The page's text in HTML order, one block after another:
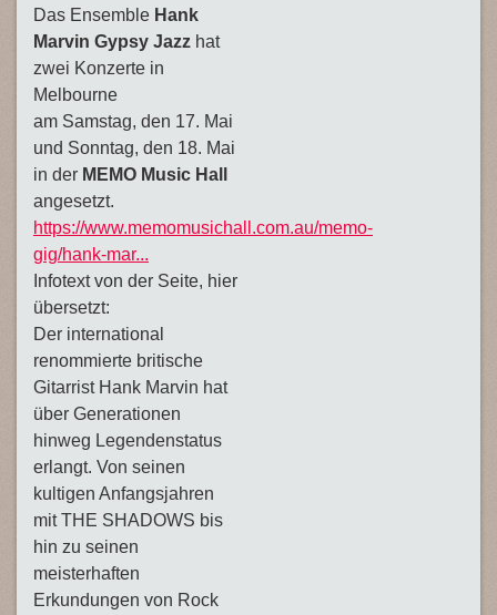
Das Ensemble Hank
Marvin Gypsy Jazz hat
zwei Konzerte in
Melbourne
am Samstag, den 17. Mai
und Sonntag, den 18. Mai
in der MEMO Music Hall
angesetzt.
https://www.memomusichall.com.au/memo-
gig/hank-mar...
Infotext von der Seite, hier
übersetzt:
Der international
renommierte britische
Gitarrist Hank Marvin hat
über Generationen
hinweg Legendenstatus
erlangt. Von seinen
kultigen Anfangsjahren
mit THE SHADOWS bis
hin zu seinen
meisterhaften
Erkundungen von Rock